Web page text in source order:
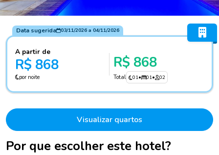
Por que escolher este hotel?
Data sugerida 03/11/2026a 04/11/2026
A partir de
R$ 868
por noite
R$ 868
Total 01• 01• 02
Visualizar quartos